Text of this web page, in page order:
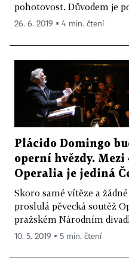
pohotovost. Důvodem je
26. 6. 2019 ▪ 4 min. čtení
Plácido Domingo
operní hvězdy.
Operalia je jediná
Skoro samé vítěze a
proslulá pěvecká soutěž
pražském Národním
10. 5. 2019 ▪ 5 min. čtení